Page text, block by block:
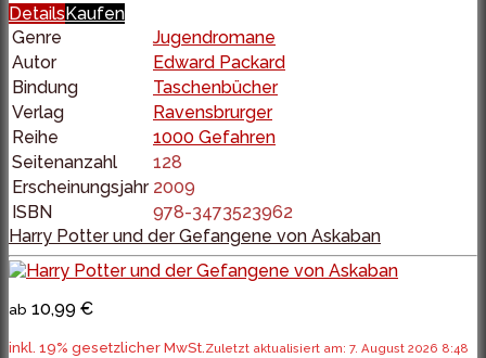
Details Kaufen
Genre
Jugendromane
Autor
Edward Packard
Bindung
Taschenbücher
Verlag
Ravensbrurger
Reihe
1000 Gefahren
Seitenanzahl
128
Erscheinungsjahr 2009
ISBN
978-3473523962
Harry Potter und der Gefangene von Askaban
ab 10,99 €
inkl. 19% gesetzlicher MwSt.Zuletzt aktualisiert am: 7. August 2026 8:48